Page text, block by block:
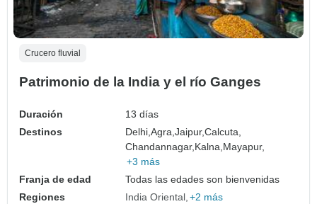
Crucero fluvial
Patrimonio de la India y el río Ganges
Duración
13 días
Destinos
Delhi,Agra,Jaipur,Calcuta,
Chandannagar, Kalna, Mayapur,
+3 más
Franja de edad
Todas las edades son bienvenidas
Regiones
India Oriental +2 más